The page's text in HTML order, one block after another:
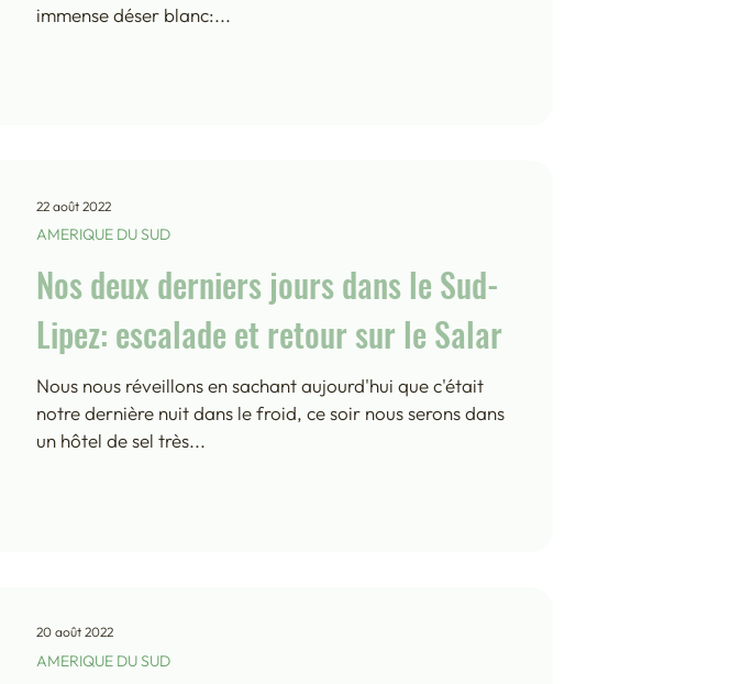
immense déser blanc:...
Nos deux derniers jours dans le Sud-
Lipez: escalade et retour sur le Salar
Nous nous réveillons en sachant aujourd'hui que c'était
notre dernière nuit dans le froid, ce soir nous serons dans
un hôtel de sel très...
AMERIQUE DU SUD
22 août 2022
AMERIQUE DU SUD
20 août 2022